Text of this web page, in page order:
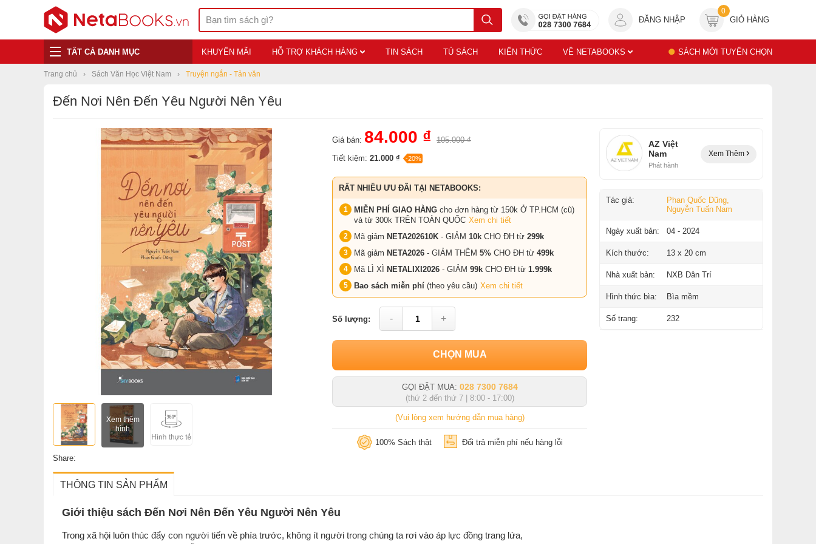
ĐĂNG NHẬP
0
GIỎ HÀNG
TẤT CẢ DANH MỤC KHUYẾN MÃI HỖ TRỢ KHÁCH HÀNG TIN SÁCH TỦ SÁCH KIẾN THỨC VỀ NETABOOKS SÁCH MỚI TUYỂN CHỌN
Trang chủ Sách Văn Học Việt Nam Truyện ngắn - Tản văn
Đến Nơi Nên Đến Yêu Người Nên Yêu
Xem thêm
hình
Share:
Giá bán: 84.000 ₫
105.000 ₫
Tiết kiệm: 21.000 ₫ -20%
RẤT NHIỀU ƯU ĐÃI TẠI NETABOOKS:
MIỄN PHÍ GIAO HÀNG cho đơn hàng từ 150k Ở TP.HCM (cũ)
và từ 300k TRÊN TOÀN QUỐC Xem chi tiết
Mã giảm NETA202610K - GIẢM 10k CHO ĐH từ 299k
Mã giảm NETA2026 - GIẢM THÊM 5% CHO ĐH từ 499k
Mã LÌ XÌ
NETALIXI2026 - GIẢM 99k CHO ĐH từ 1.999k
Bao sách miễn phí (theo yêu cầu) Xem chi tiết
Số lượng: - +
CHỌN MUA
GỌI ĐẶT MUA: 028 7300 7684
(thứ 2 đến thứ 7 | 8:00 - 17:00)
(Vui lòng xem hướng dẫn mua hàng)
100% Sách thật Đổi trả miễn phí nếu hàng lỗi
AZ Việt
Nam
Phát hành
Xem Thêm
Tác giả:
Phan Quốc Dũng,
Nguyễn Tuấn Nam
Ngày xuất bản: 04 - 2024
Kích thước: 13 x 20 cm
Nhà xuất bản: NXB Dân Trí
Hình thức bìa: Bìa mềm
Số trang: 232
THÔNG TIN SẢN PHẨM
Giới thiệu sách Đến Nơi Nên Đến Yêu Người Nên Yêu
Trong xã hội luôn thúc đẩy con người tiến về phía trước, không ít người trong chúng ta rơi vào áp lực đồng trang lứa,